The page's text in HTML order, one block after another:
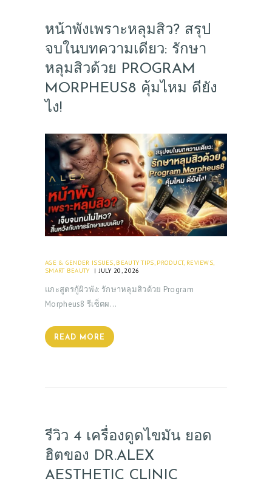
หน้าพังเพราะหลุมสิว? สรุป
จบในบทความเดียว: รักษา
หลุมสิวด้วย PROGRAM
MORPHEUS8 คุ้มไหม ดียัง
ไง!
AGE & GENDER ISSUES, BEAUTY TIPS, PRODUCT, REVIEWS,
SMART BEAUTY
JULY 20, 2026
แกะสูตรกู้ผิวพัง: รักษาหลุมสิวด้วย Program
Morpheus8 รีเซ็ตผ…
READ MORE
รีวิว 4 เครื่องดูดไขมัน ยอด
ฮิตของ DR.ALEX
AESTHETIC CLINIC